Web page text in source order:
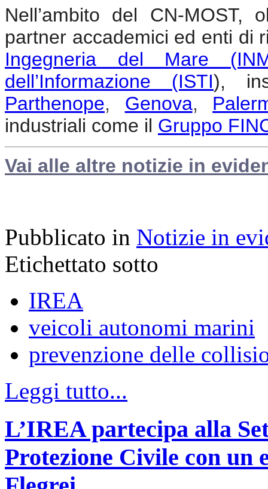
Nell’ambito del CN-MOST,
partner accademici ed enti di
Ingegneria del Mare
dell’Informazione (ISTI),
Parthenope, Genova,
industriali come il Gruppo
Vai alle altre notizie in
Pubblicato in Notizie in
Etichettato sotto
IREA
veicoli autonomi marini
prevenzione delle
Leggi tutto...
L’IREA partecipa alla
Protezione Civile con un